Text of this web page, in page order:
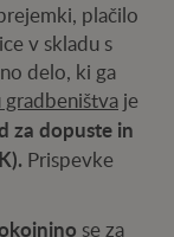
plačilo
v skladu s
delo, ki ga
je
za dopuste in
Prispevke
se za